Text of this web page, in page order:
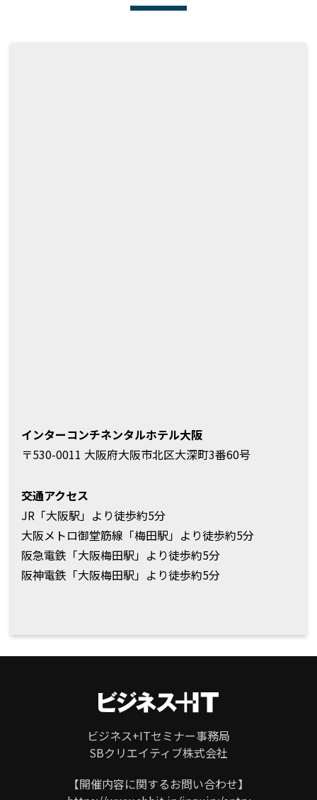
インターコンチネンタルホテル大阪
〒530-0011 大阪府大阪市北区大深町3番60号
交通アクセス
JR「大阪駅」より徒歩約5分
大阪メトロ御堂筋線「梅田駅」より徒歩約5分
阪急電鉄「大阪梅田駅」より徒歩約5分
阪神電鉄「大阪梅田駅」より徒歩約5分
ビジネス+ITセミナー事務局
SBクリエイティブ株式会社
【開催内容に関するお問い合わせ】